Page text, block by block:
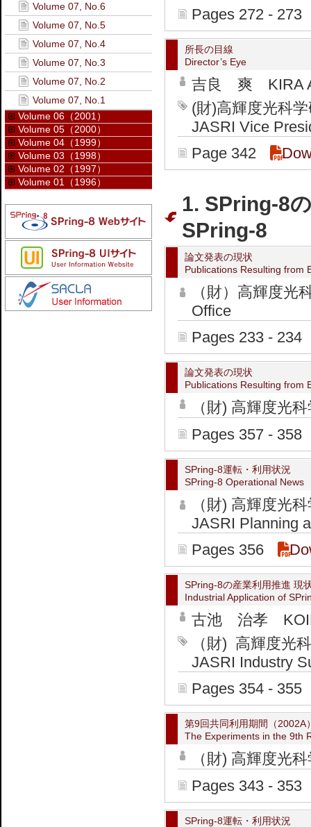
Pages 272 - 273
所長の目線
Director’s Eye
吉良 爽 KIRA
(財)高輝度光科
JASRI Vice
Page 342
1. SPring-8
SPring-8
論文発表の現状
Publications Resulting from
（財）高輝度
Office
Pages 233 - 234
論文発表の現状
Publications Resulting from
（財) 高輝度光
Pages 357 - 358
SPring-8運転・利用状況
SPring-8 Operational News
（財) 高輝度
JASRI Planning
Pages 356
SPring-8の産業利用推進 現
Industrial Application of
古池 治孝
（財) 高輝度
JASRI Industry
Pages 354 - 355
第9回共同利用期間（2002A
The Experiments in the 9th
（財) 高輝度光
Pages 343 - 353
SPring-8運転・利用状況
Volume 07, No.6
Volume 07, No.5
Volume 07, No.4
Volume 07, No.3
Volume 07, No.2
Volume 07, No.1
Volume 06（2001）
Volume 05（2000）
Volume 04（1999）
Volume 03（1998）
Volume 02（1997）
Volume 01（1996）